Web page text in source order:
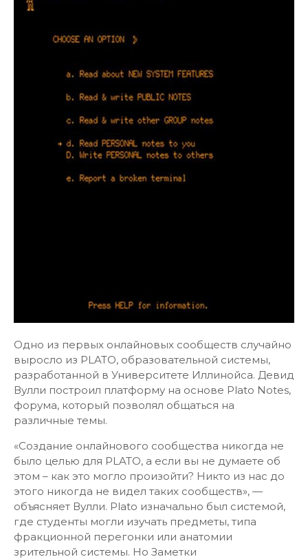
Одно из первых онлайновых сообществ случайно
выросло из PLATO, образовательной системы,
разработанной в Университете Иллинойса. Девид
Вулли построил платформу на основе Plato Notes,
форума, который позволял общаться на
различные темы.
«Создание онлайнового сообщества никогда не
было целью для PLATO, а если вы не думаете об
этом – как это могло произойти? Никто из нас до
этого никогда не видел таких сообществ», —
объясняет Вулли. Plato изначально был системой,
где студенты могли изучать предметы, типа
фракционной перегонки или анатомии
зрительной системы. Но Заметки